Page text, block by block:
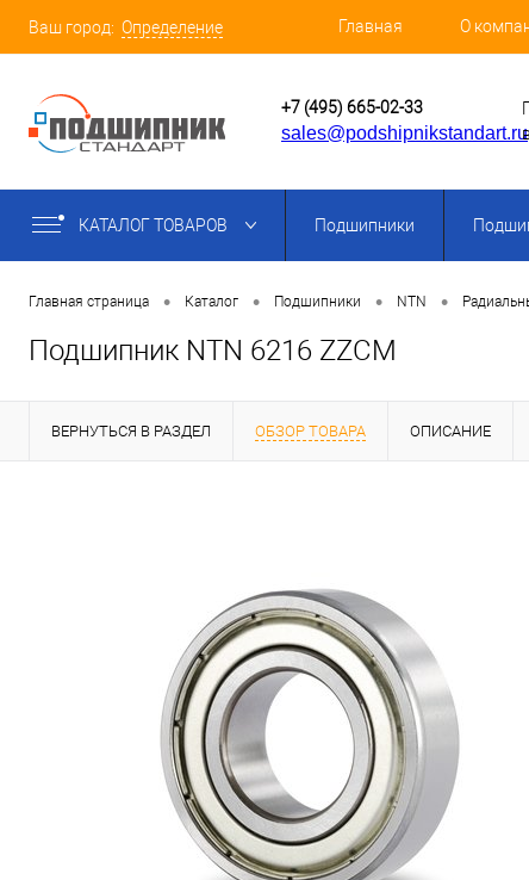
Ваш город: Определение Главная О
+7 (495) 665-02-33
sales@podshipnikstandart.ru
КАТАЛОГ ТОВАРОВ Подшипники
Главная страница • Каталог • Подшипники • NTN •
Подшипник NTN 6216 ZZCM
ВЕРНУТЬСЯ В РАЗДЕЛ ОБЗОР ТОВАРА ОПИСАНИЕ